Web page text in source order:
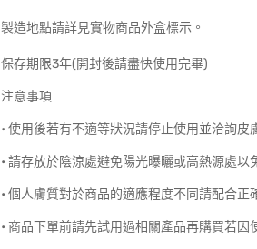
製造地點請詳見實物商品外盒標示。
保存期限3年(開封後請盡快使用完畢)
注意事項
• 使用後若有不適等狀況請停止使用並洽詢皮
• 請存放於陰涼處避免陽光曝曬或高熱源處以
• 個人膚質對於商品的適應程度不同請配合正
• 商品下單前請先試用過相關產品再購買若